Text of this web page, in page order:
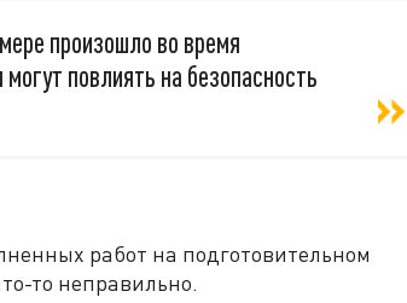
произошло во время
повлиять на безопасность
работ на подготовительном
то неправильно.